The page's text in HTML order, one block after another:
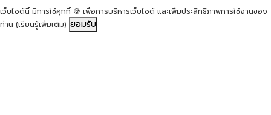
เว็บไซต์นี้ มีการใช้คุกกี้ 🍪 เพื่อการบริหารเว็บไซต์ และเพิ่มประสิทธิภาพการใช้งานของ
ท่าน (เรียนรู้เพิ่มเติม) ยอมรับ